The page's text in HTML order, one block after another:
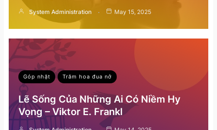
System Administration May 15, 2025
Góp nhặt Trăm hoa đua nở
Lẽ Sống Của Những Ai Có Niềm Hy
Vọng – Viktor E. Frankl